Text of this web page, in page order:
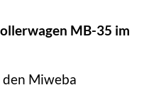
MB-35 im
Miweba